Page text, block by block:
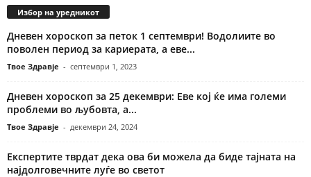
Избор на уредникот
Дневен хороскоп за петок 1 септември! Водолиите во
поволен период за кариерата, а еве...
Твое Здравје - септември 1, 2023
Дневен хороскоп за 25 декември: Еве кој ќе има големи
проблеми во љубовта, а...
Твое Здравје - декември 24, 2024
Експертите тврдат дека ова би можела да биде тајната на
најдолговечните луѓе во светот